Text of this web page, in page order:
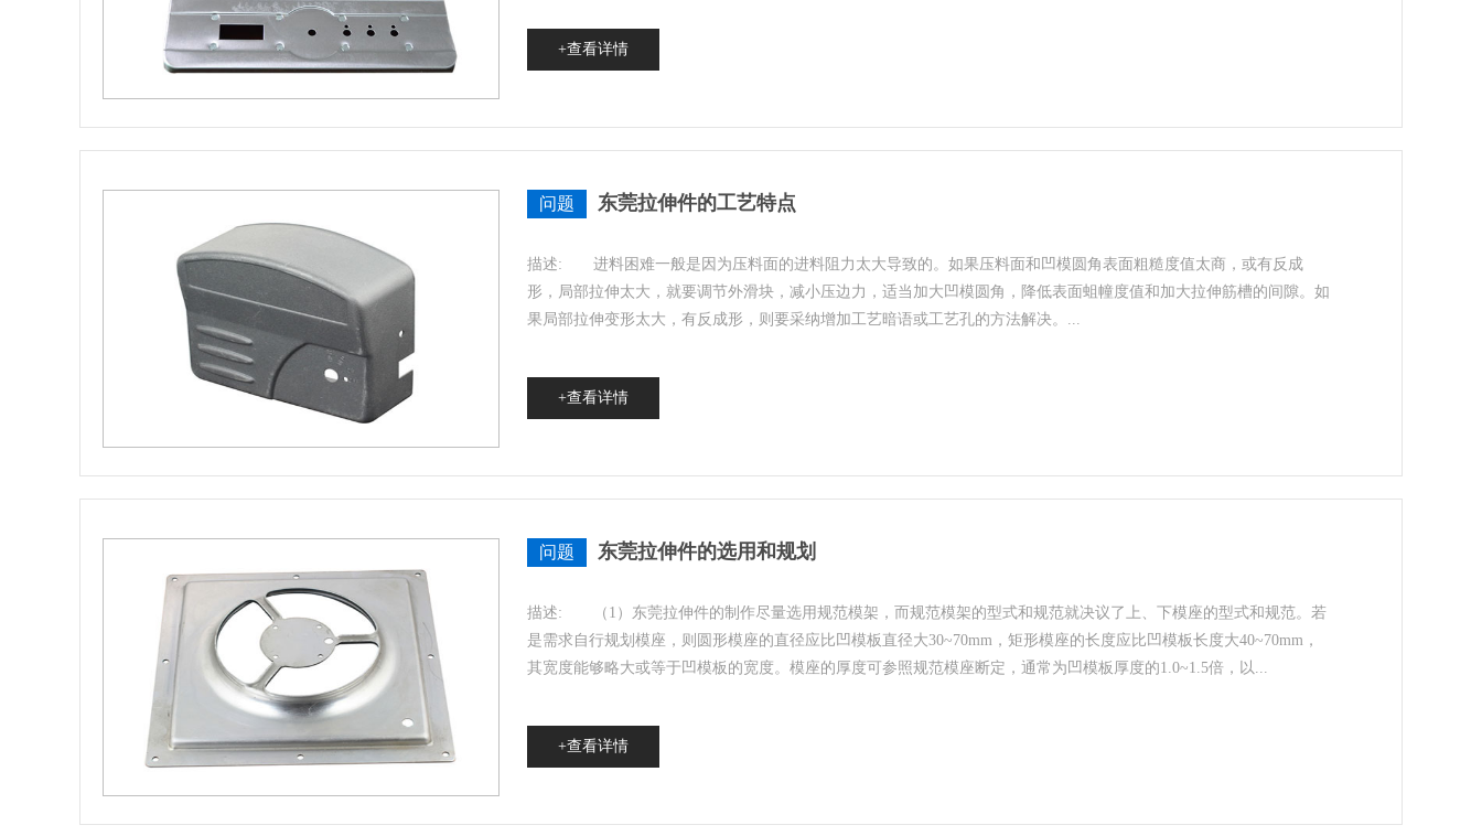
+查看详情
问题 东莞拉伸件的工艺特点
描述: 进料困难一般是因为压料面的进料阻力太大导致的。如果压料面和凹模圆角表面粗糙度值太商，或有反成
形，局部拉伸太大，就要调节外滑块，减小压边力，适当加大凹模圆角，降低表面蛆幢度值和加大拉伸筋槽的间隙。如
果局部拉伸变形太大，有反成形，则要采纳增加工艺暗语或工艺孔的方法解决。 ...
+查看详情
问题 东莞拉伸件的选用和规划
描述: （1）东莞拉伸件的制作尽量选用规范模架，而规范模架的型式和规范就决议了上、下模座的型式和规范。若
是需求自行规划模座，则圆形模座的直径应比凹模板直径大30~70mm，矩形模座的长度应比凹模板长度大40~70mm，
其宽度能够略大或等于凹模板的宽度。模座的厚度可参照规范模座断定，通常为凹模板厚度的1.0~1.5倍，以...
+查看详情